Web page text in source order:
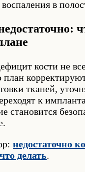
в
кости не
план
тканей,
к
становится
недостаточно
делать.